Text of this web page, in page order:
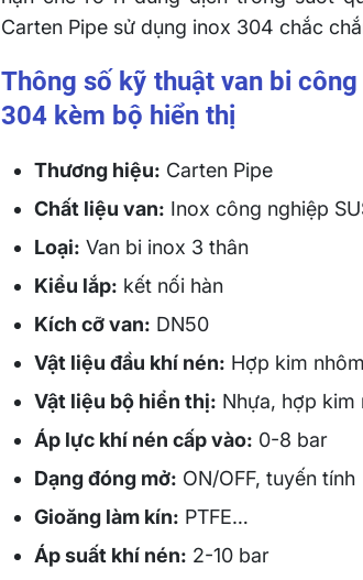
Carten Pipe sử dụng inox 304 chắc
Thông số kỹ thuật van bi
304 kèm bộ hiển thị
Thương hiệu: Carten Pipe
Chất liệu van: Inox công nghiệp
Loại: Van bi inox 3 thân
Kiểu lắp: kết nối hàn
Kích cỡ van: DN50
Vật liệu đầu khí nén: Hợp kim nhôm
Vật liệu bộ hiển thị: Nhựa, hợp kim
Áp lực khí nén cấp vào: 0-8 bar
Dạng đóng mở: ON/OFF, tuyến tính
Gioăng làm kín: PTFE…
Áp suất khí nén: 2-10 bar